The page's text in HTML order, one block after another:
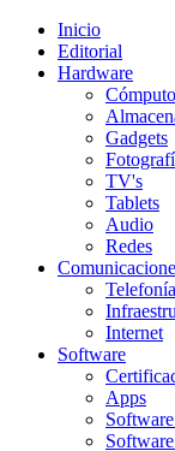
Inicio
Editorial
Hardware
Cómputo
Gadgets
TV's
Tablets
Audio
Redes
Telefonía
Internet
Software
Apps